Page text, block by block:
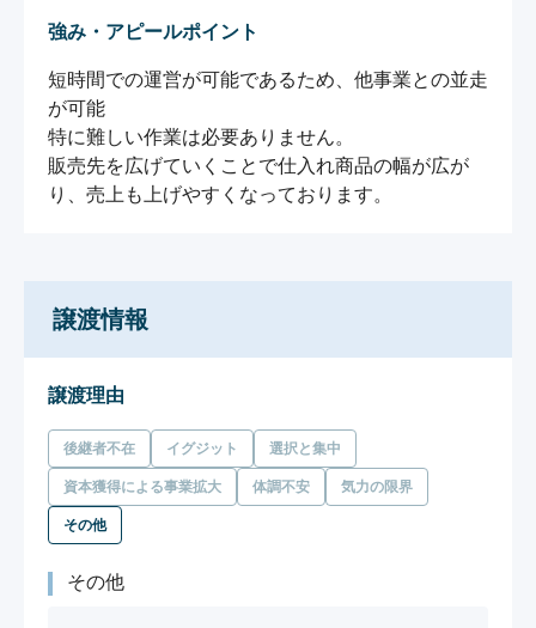
強み・アピールポイント
短時間での運営が可能であるため、他事業との並走
が可能
特に難しい作業は必要ありません。
販売先を広げていくことで仕入れ商品の幅が広が
り、売上も上げやすくなっております。
譲渡情報
譲渡理由
後継者不在 イグジット 選択と集中
資本獲得による事業拡大 体調不安 気力の限界
その他
その他